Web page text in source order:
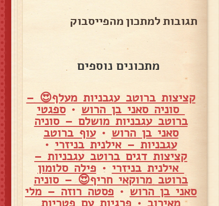
תגובות למתכון מהפייסבוק
מתכונים נוספים
קציצות ברוטב עגבניות מעלף😍 –
סוניה סאני בן הרוש •ספגטי
ברוטב עגבניות מושלם – סוניה
סאני בן הרוש •עוף ברוטב
עגבניות – אילנית בניזרי •
קציצות דגים ברוטב עגבניות –
אילנית בניזרי • פילה סלומון
ברוטב מרוקאי חריף😍 – סוניה
סאני בן הרוש • פסטה רוזה – מלי